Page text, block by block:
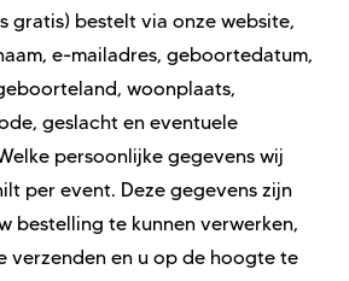
gratis) bestelt via onze website,
e-mailadres, geboortedatum,
woonplaats,
geslacht en eventuele
persoonlijke gegevens wij
per event. Deze gegevens zijn
bestelling te kunnen verwerken,
verzenden en u op de hoogte te